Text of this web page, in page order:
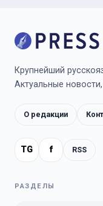
Крупнейший
Актуальные
О редакции
TG f RSS
РАЗДЕЛЫ